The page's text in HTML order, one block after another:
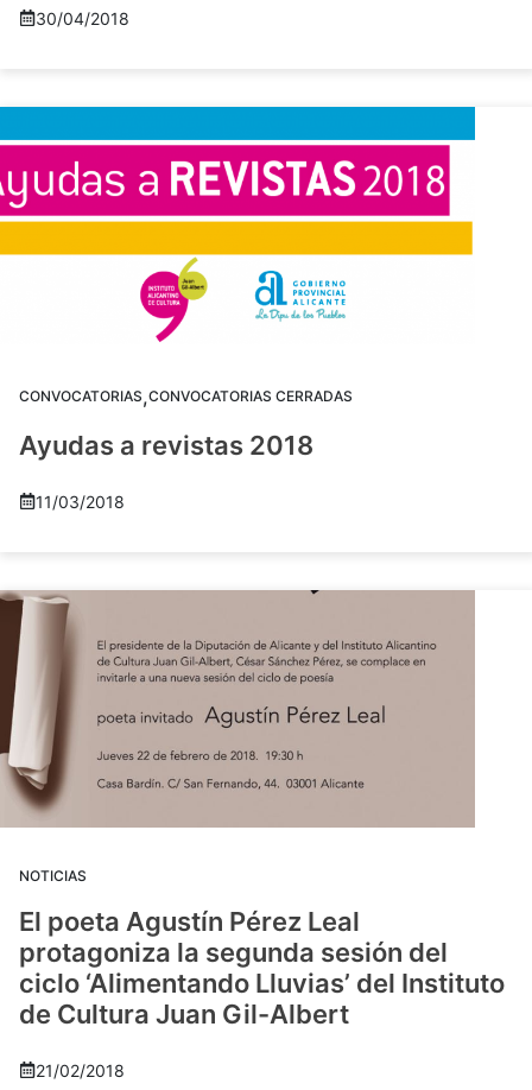
30/04/2018
CONVOCATORIAS,CONVOCATORIAS CERRADAS
Ayudas a revistas 2018
11/03/2018
NOTICIAS
El poeta Agustín Pérez Leal
protagoniza la segunda sesión del
ciclo ‘Alimentando Lluvias’ del Instituto
de Cultura Juan Gil-Albert
21/02/2018